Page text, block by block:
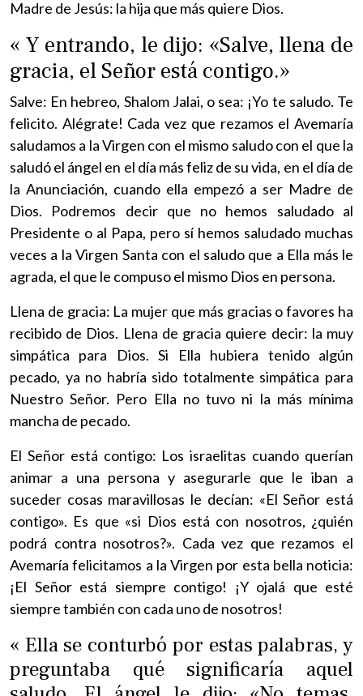
Madre de Jesús: la hija que más quiere Dios.
« Y entrando, le dijo: «Salve, llena de
gracia, el Señor está contigo.»
Salve: En hebreo, Shalom Jalai, o sea: ¡Yo te saludo. Te
felicito. Alégrate! Cada vez que rezamos el Avemaría
saludamos a la Virgen con el mismo saludo con el que la
saludó el ángel en el día más feliz de su vida, en el día de
la Anunciación, cuando ella empezó a ser Madre de
Dios. Podremos decir que no hemos saludado al
Presidente o al Papa, pero sí hemos saludado muchas
veces a la Virgen Santa con el saludo que a Ella más le
agrada, el que le compuso el mismo Dios en persona.
Llena de gracia: La mujer que más gracias o favores ha
recibido de Dios. Llena de gracia quiere decir: la muy
simpática para Dios. Si Ella hubiera tenido algún
pecado, ya no habría sido totalmente simpática para
Nuestro Señor. Pero Ella no tuvo ni la más mínima
mancha de pecado.
El Señor está contigo: Los israelitas cuando querían
animar a una persona y asegurarle que le iban a
suceder cosas maravillosas le decían: «El Señor está
contigo». Es que «si Dios está con nosotros, ¿quién
podrá contra nosotros?». Cada vez que rezamos el
Avemaría felicitamos a la Virgen por esta bella noticia:
¡El Señor está siempre contigo! ¡Y ojalá que esté
siempre también con cada uno de nosotros!
« Ella se conturbó por estas palabras, y
preguntaba qué significaría aquel